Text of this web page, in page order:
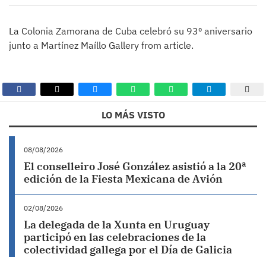
La Colonia Zamorana de Cuba celebró su 93º aniversario
junto a Martínez Maíllo Gallery from article.
LO MÁS VISTO
08/08/2026
El conselleiro José González asistió a la 20ª
edición de la Fiesta Mexicana de Avión
02/08/2026
La delegada de la Xunta en Uruguay
participó en las celebraciones de la
colectividad gallega por el Día de Galicia